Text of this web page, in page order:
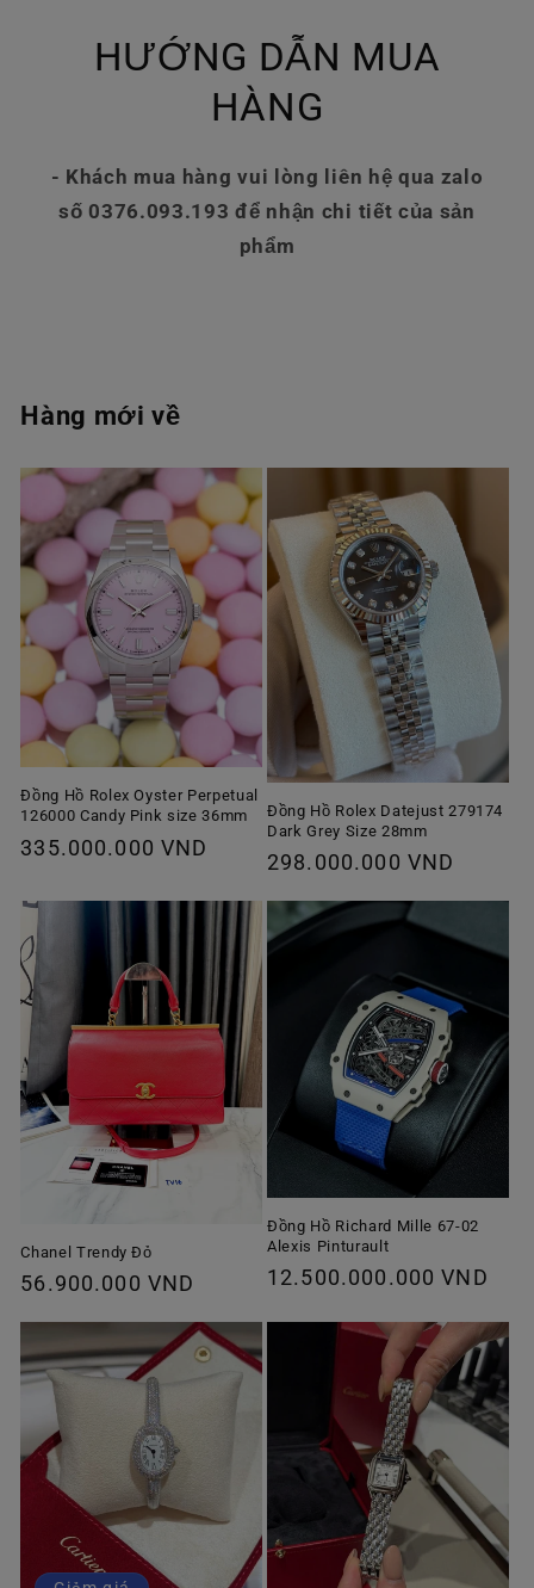
HƯỚNG DẪN MUA
HÀNG
- Khách mua hàng vui lòng liên hệ qua zalo
số 0376.093.193 để nhận chi tiết của sản
phẩm
Hàng mới về
Đồng Hồ Rolex Oyster Perpetual
126000 Candy Pink size 36mm
Giá
thường
335.000.000 VND
Đồng Hồ Rolex Datejust 279174
Dark Grey Size 28mm
Giá
thường
298.000.000 VND
Chanel Trendy Đỏ
Giá
thường
56.900.000 VND
Đồng Hồ Richard Mille 67-02
Alexis Pinturault
Giá
12.500.000.000 VND